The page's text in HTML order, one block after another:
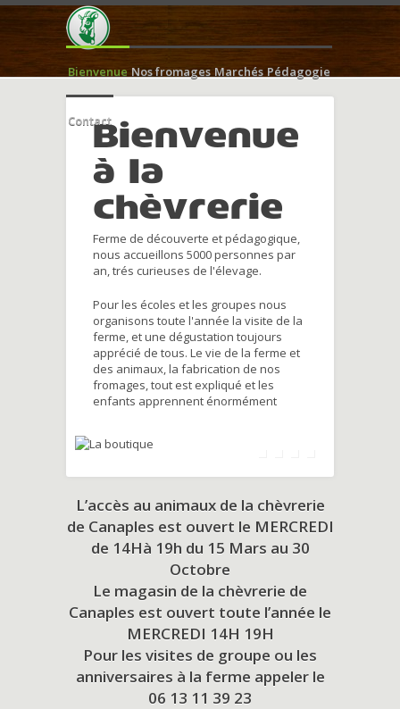
Bienvenue Nos fromages Marchés Pédagogie
ContactBienvenue
à la
chèvrerie
Ferme de découverte et pédagogique,
nous accueillons 5000 personnes par
an, trés curieuses de l'élevage.
Pour les écoles et les groupes nous
organisons toute l'année la visite de la
ferme, et une dégustation toujours
apprécié de tous. Le vie de la ferme et
des animaux, la fabrication de nos
fromages, tout est expliqué et les
enfants apprennent énormément
L’accès au animaux de la chèvrerie
de Canaples est ouvert le MERCREDI
de 14Hà 19h du 15 Mars au 30
Octobre
Le magasin de la chèvrerie de
Canaples est ouvert toute l’année le
MERCREDI 14H 19H
Pour les visites de groupe ou les
anniversaires à la ferme appeler le
06 13 11 39 23